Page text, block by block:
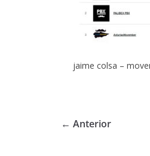
jaime colsa –
← Anterior